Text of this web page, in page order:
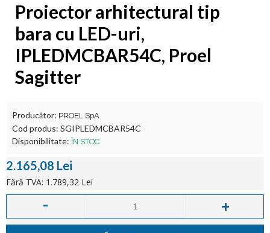
Proiector arhitectural tip
bara cu LED-uri,
IPLEDMCBAR54C, Proel
Sagitter
Producător: PROEL SpA
Cod produs: SGIPLEDMCBAR54C
Disponibilitate:
ÎN STOC
2.165,08 Lei
Fără TVA: 1.789,32 Lei
- +